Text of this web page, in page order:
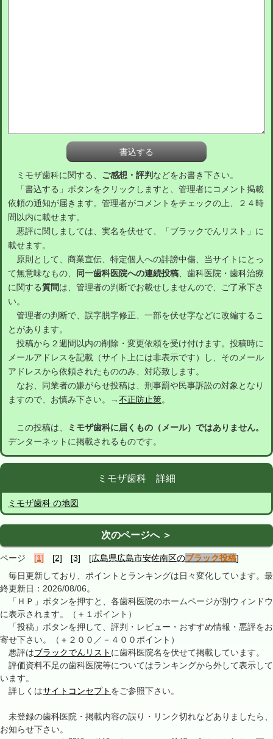
ミモザ歯科に関する、 ご感想・評判 などをお書き下さい。
「書込する」ボタンをクリックしますと、管理者にコメント掲載
依頼の通知が届きます。管理者がコメントをチェックの上、２４時
間以内に載せます。
悪評に関しましては、実名を伏せて、「ブラックでんリスト」に
載せます。
原則として、商業宣伝、特定個人への誹謗中傷、当サイトにとっ
て無意味なもの、
同一歯科医院への連続投稿、歯科医院・歯科治療
に関する質問は、管理者の判断でお載せしませんので、ご了承下さ
い。
管理者の判断で、誤字脱字修正、一部を伏せ字などに改編するこ
とがあります。
投稿から２週間以内の削除・変更依頼を受け付けます。投稿時に
メールアドレスを記載（サイト上には非表示です）し、そのメール
アドレスから依頼されたもののみ、対応致します。
なお、同業者の嫌がらせ投稿は、刑事罰や民事訴訟の対象となり
ますので、お慎み下さい。→不正防止策。
この投稿は、
ミモザ歯科に届くもの（メール）ではありません。
デンターネットに掲載されるものです。
ミモザ歯科 詳細
ミモザ歯科 の地図
次のページへ ＞
ページ [1] [2] [3] [広島県広島市安佐南区のブラック投稿]
毎日更新しており、ポイントとランキングは日々変化しています。最
終更新日：2026/08/06。
「ＨＰ」ボタンを押すと、各歯科医院のホームページが別ウィンドウ
に表示されます。（＋１ポイント）
「投稿」ボタンを押して、評判・レビュー・おすすめ情報・悪評をお
寄せ下さい。（＋２００／－４００ポイント）
悪評はブラックでんリスト に歯科医院名を伏せて掲載しています。
評価資料不足の歯科医院等についてはランキングから外して表示して
います。
詳しくはサイトコンセプト をご参照下さい。
未登録の歯科医院・掲載内容の誤り・リンク切れなどありましたら、
お知らせ下さい。